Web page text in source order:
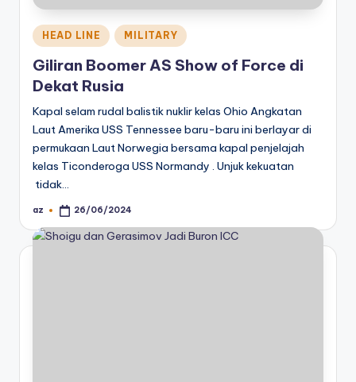
Posted
in
HEAD LINE MILITARY
Giliran Boomer AS Show of Force di
Dekat Rusia
Kapal selam rudal balistik nuklir kelas Ohio Angkatan
Laut Amerika USS Tennessee baru-baru ini berlayar di
permukaan Laut Norwegia bersama kapal penjelajah
kelas Ticonderoga USS Normandy . Unjuk kekuatan
tidak…
Posted
az 26/06/2024